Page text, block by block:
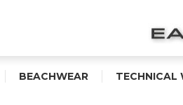
BEACHWEAR TECHNICAL